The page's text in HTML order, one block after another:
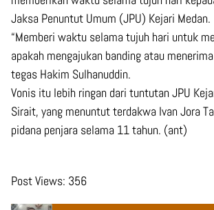
Jaksa Penuntut Umum (JPU) Kejari Medan.
“Memberi waktu selama tujuh hari untuk
apakah mengajukan banding atau
tegas Hakim Sulhanuddin.
Vonis itu lebih ringan dari tuntutan JPU
Sirait, yang menuntut terdakwa Ivan Jora
pidana penjara selama 11 tahun. (ant)
Post Views: 356